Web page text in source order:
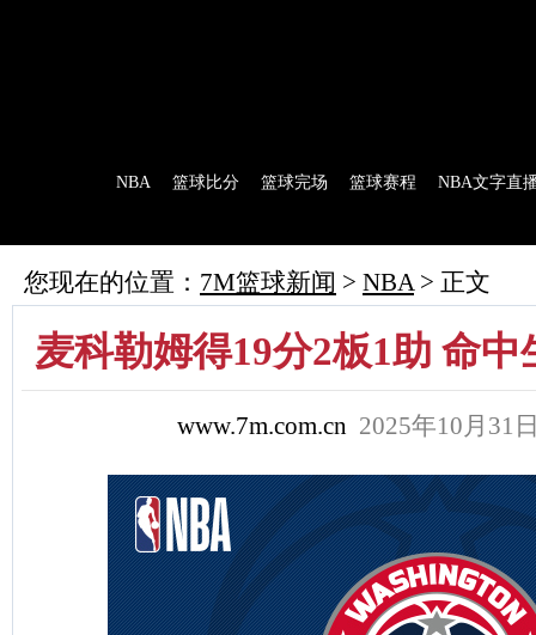
NBA 篮球比分 篮球完场 篮球赛程 NBA文字直
您现在的位置： 7M篮球新闻 > NBA> 正文
麦科勒姆得19分2板1助 命中
www.7m.com.cn 2025年10月31